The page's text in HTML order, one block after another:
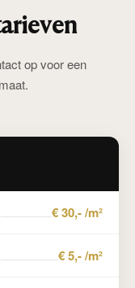
op voor een
€ 30,- /m²
€ 5,- /m²